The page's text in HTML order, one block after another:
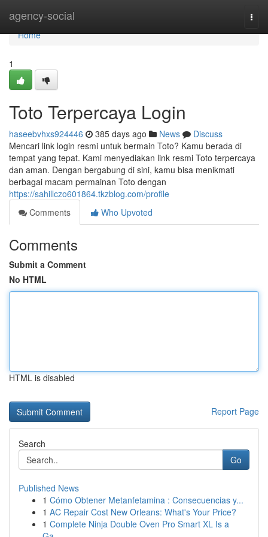
agency-social
Home
Home
1
Toto Terpercaya Login
haseebvhxs924446 385 days ago News
Discuss
Mencari link login resmi untuk bermain Toto? Kamu berada di
tempat yang tepat. Kami menyediakan link resmi Toto terpercaya
dan aman. Dengan bergabung di sini, kamu bisa menikmati
berbagai macam permainan Toto dengan
https://sahillczo601864.tkzblog.com/profile
Comments
Who Upvoted
Comments
Submit a Comment
No HTML
HTML is disabled
Report Page
Search
Go
Published News
1 Cómo Obtener Metanfetamina : Consecuencias y...
1 AC Repair Cost New Orleans: What's Your Price?
1 Complete Ninja Double Oven Pro Smart XL Is a